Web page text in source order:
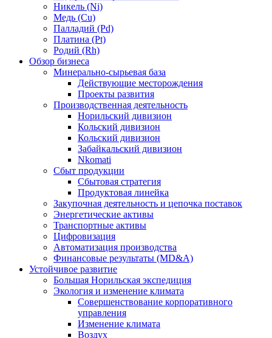
Никель (Ni)
Медь (Cu)
Палладий (Pd)
Платина (Pt)
Родий (Rh)
Обзор бизнеса
Минерально-сырьевая база
Действующие месторождения
Проекты развития
Производственная деятельность
Норильский дивизион
Кольский дивизион
Кольский дивизион
Забайкальский дивизион
Nkomati
Сбыт продукции
Сбытовая стратегия
Продуктовая линейка
Закупочная деятельность и цепочка поставок
Энергетические активы
Транспортные активы
Цифровизация
Автоматизация производства
Финансовые результаты (MD&A)
Устойчивое развитие
Большая Норильская экспедиция
Экология и изменение климата
Совершенствование корпоративного
управления
Изменение климата
Воздух